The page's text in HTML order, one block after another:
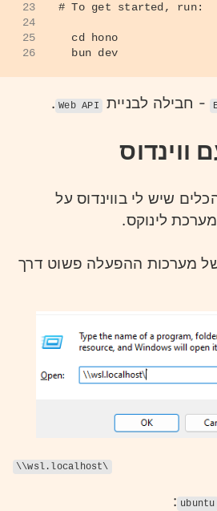
23
24
25
26
# To get started, run:
  cd hono
  bun dev
- חבילה לבניית Web API
.
שיש לי בווינדוס על
לינוקס.
של מערכות ההפעלה פשוט דרך
\\wsl.localhost\
ubuntu
: